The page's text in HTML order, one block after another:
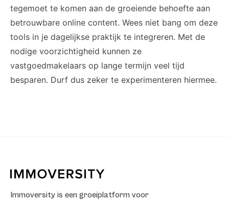
tegemoet te komen aan de groeiende behoefte aan
betrouwbare online content. Wees niet bang om deze
tools in je dagelijkse praktijk te integreren. Met de
nodige voorzichtigheid kunnen ze
vastgoedmakelaars op lange termijn veel tijd
besparen. Durf dus zeker te experimenteren hiermee.
Immoversity is een groeiplatform voor